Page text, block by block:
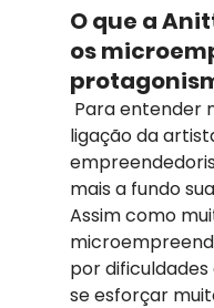
O que a
os
Para entender
ligação da
mais a fundo
Assim como
por
se esforçar